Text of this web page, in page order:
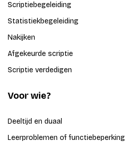
Scriptiebegeleiding
Statistiekbegeleiding
Nakijken
Afgekeurde scriptie
Scriptie verdedigen
Voor wie?
Deeltijd en duaal
Leerproblemen of functiebeperking